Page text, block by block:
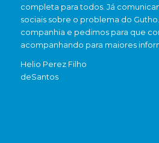
completa para todos. Já
sociais sobre o problema do
companhia e pedimos para que
acompanhando para maiores
Helio Perez Filho
deSantos